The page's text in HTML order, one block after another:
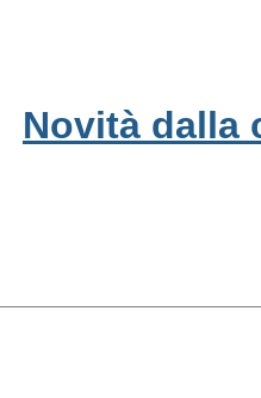
Novità dalla